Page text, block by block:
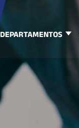
DEPARTAMENTOS